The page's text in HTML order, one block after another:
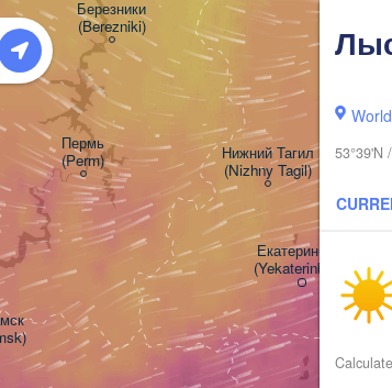
World
53°39'N
Пермь
(Perm)
Екатеринбург
(Yekaterinburg)
Березники
(Berezniki)
Нижний Тагил
(Nizhny Tagil)